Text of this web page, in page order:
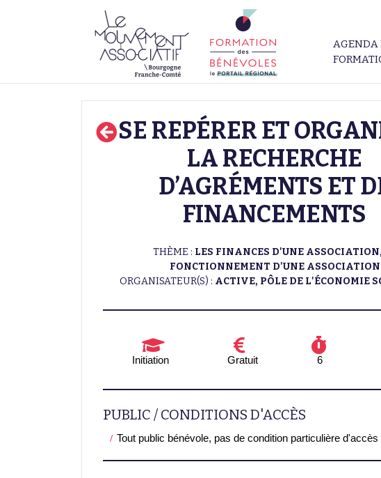
AGENDA
SE REPÉRER ET
LA RECHERCHE
D’AGRÉMENTS ET
FINANCEMENTS
THÈME : LES FINANCES D'UNE
FONCTIONNEMENT D'UNE ASSOCIATION
ORGANISATEUR(S) : ACTIVE, PÔLE DE L'ÉCONOMIE
Initiation Gratuit 6
PUBLIC / CONDITIONS D'ACCÈS
Tout public bénévole, pas de condition particulière d'accès